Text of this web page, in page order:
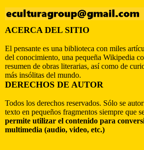
ACERCA DEL SITIO
El pensante es una biblioteca con miles
del conocimiento, una pequeña Wikipedia
resumen de obras literarias, así como de
más insólitas del mundo.
DERECHOS DE AUTOR
Todos los derechos reservados. Sólo se
texto en pequeños fragmentos siempre que
permite utilizar el contenido para
multimedia (audio, video, etc.)